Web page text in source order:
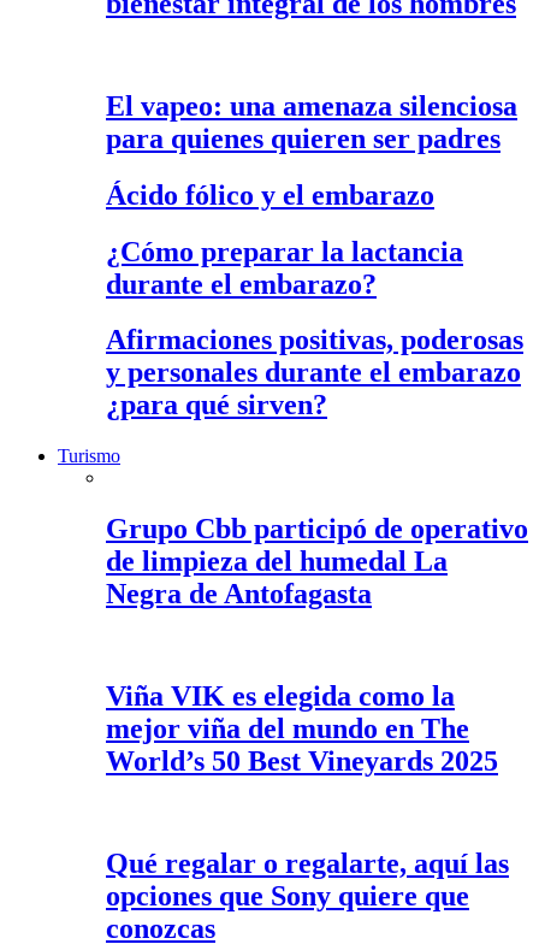
El vapeo: una amenaza silenciosa
para quienes quieren ser padres
Ácido fólico y el embarazo
¿Cómo preparar la lactancia
durante el embarazo?
Afirmaciones positivas, poderosas
y personales durante el embarazo
¿para qué sirven?
Turismo
Grupo Cbb participó de operativo
de limpieza del humedal La
Negra de Antofagasta
Viña VIK es elegida como la
mejor viña del mundo en The
World’s 50 Best Vineyards 2025
Qué regalar o regalarte, aquí las
opciones que Sony quiere que
conozcas